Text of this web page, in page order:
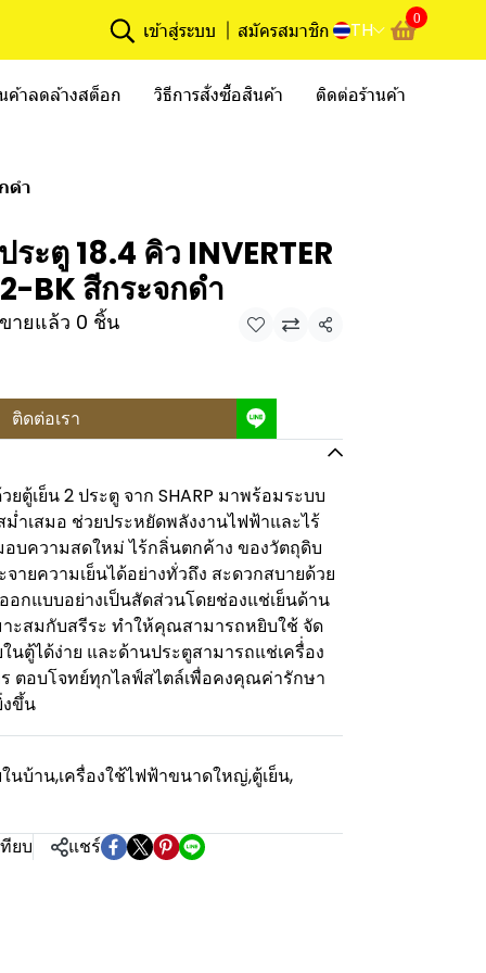
เข้าสู่ระบบ สมัครสมาชิก TH
0
ค้าลดล้างสต็อก วิธีการสั่งซื้อสินค้า ติดต่อร้านค้า
ดำ
ระตู 18.4 คิว INVERTER
BK สีกระจกดำ
ขายแล้ว 0 ชิ้น
แชร์
ติดต่อเรา
ตู้เย็น 2 ประตู จาก SHARP มาพร้อมระบบ
ม่ำเสมอ ช่วยประหยัดพลังงานไฟฟ้าและไร้
อบความสดใหม่ ไร้กลิ่นตกค้าง ของวัตถุดิบ
จายความเย็นได้อย่างทั่วถึง สะดวกสบายด้วย
กแบบอย่างเป็นสัดส่วนโดยช่องแช่เย็นด้าน
ะสมกับสรีระ ทำให้คุณสามารถหยิบใช้ จัด
นตู้ได้ง่าย และด้านประตูสามารถแช่เครื่่อง
ตอบโจทย์ทุกไลฟ์สไตล์เพื่อคงคุณค่ารักษา
งขึ้น
นบ้าน,เครื่องใช้ไฟฟ้าขนาดใหญ่,ตู้เย็น,
ยบ แชร์